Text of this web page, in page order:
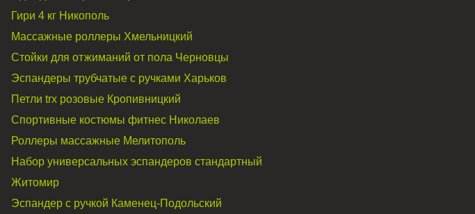
Гири 4 кг Никополь
Массажные роллеры Хмельницкий
Стойки для отжиманий от пола Черновцы
Эспандеры трубчатые с ручками Харьков
Петли trx розовые Кропивницкий
Спортивные костюмы фитнес Николаев
Роллеры массажные Мелитополь
Набор универсальных эспандеров стандартный
Житомир
Эспандер с ручкой Каменец-Подольский